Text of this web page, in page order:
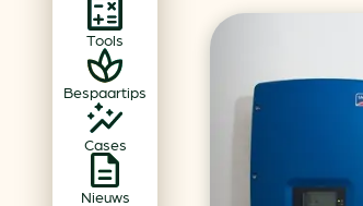
Tools
Bespaartips
Cases
Nieuws
Word partner
Dossiers
Achtergrond
Beprijzing van